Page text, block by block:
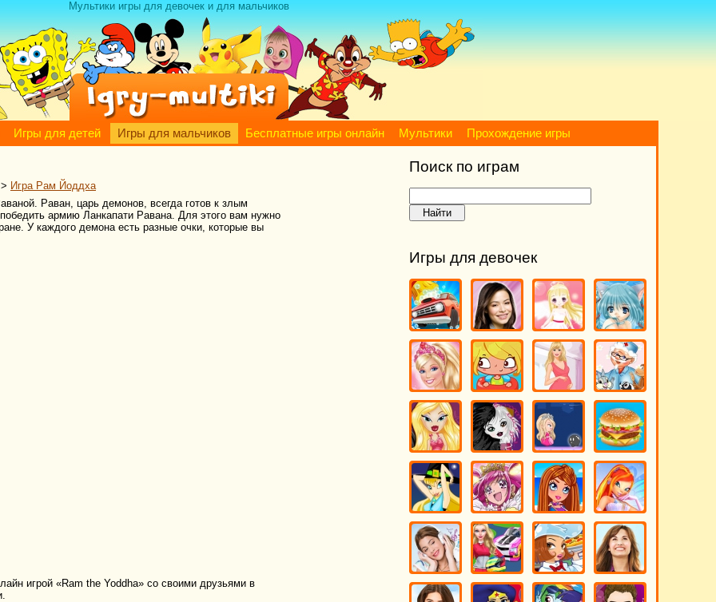
Мультики игры для девочек и для мальчиков
Игры для детей Игры для мальчиков Бесплатные игры онлайн Мультики Прохождение игры
> Игра Рам Йоддха
Раван, царь демонов, всегда готов к злым
армию Ланкапати Равана. Для этого вам нужно
У каждого демона есть разные очки, которые вы
игрой «Ram the Yoddha» со своими друзьями в
Поиск по играм
Игры для девочек